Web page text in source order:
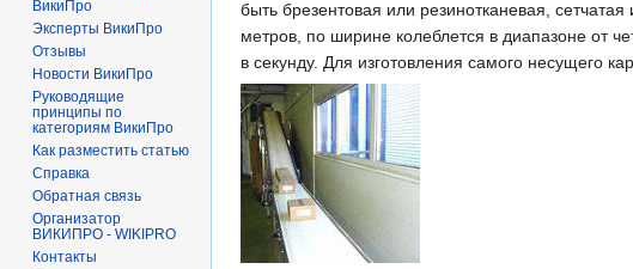
быть брезентовая или резинотканевая,
метров, по ширине колеблется в диапазоне от
в секунду. Для изготовления самого несущего
ВикиПро
Эксперты ВикиПро
Отзывы
Новости ВикиПро
Руководящие
принципы по
категориям ВикиПро
Как разместить статью
Справка
Обратная связь
Организатор
ВИКИПРО - WIKIPRO
Контакты